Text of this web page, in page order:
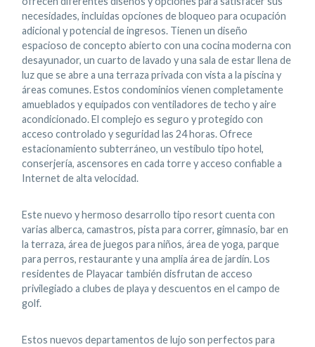
necesidades, incluidas opciones de bloqueo para ocupación
adicional y potencial de ingresos. Tienen un diseño
espacioso de concepto abierto con una cocina moderna con
desayunador, un cuarto de lavado y una sala de estar llena de
luz que se abre a una terraza privada con vista a la piscina y
áreas comunes. Estos condominios vienen completamente
amueblados y equipados con ventiladores de techo y aire
acondicionado. El complejo es seguro y protegido con
acceso controlado y seguridad las 24 horas. Ofrece
estacionamiento subterráneo, un vestíbulo tipo hotel,
conserjería, ascensores en cada torre y acceso confiable a
Internet de alta velocidad.
Este nuevo y hermoso desarrollo tipo resort cuenta con
varias alberca, camastros, pista para correr, gimnasio, bar en
la terraza, área de juegos para niños, área de yoga, parque
para perros, restaurante y una amplia área de jardín. Los
residentes de Playacar también disfrutan de acceso
privilegiado a clubes de playa y descuentos en el campo de
golf.
Estos nuevos departamentos de lujo son perfectos para